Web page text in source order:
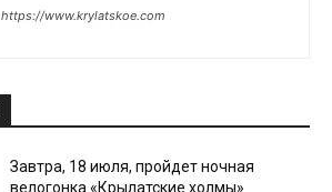
https://www.krylatskoe.com
Завтра, 18 июля, пройдет ночная
велогонка «Крылатские холмы»